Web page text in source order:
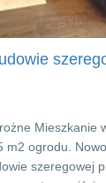
Mieszkanie
m2 ogrodu.
szeregowej